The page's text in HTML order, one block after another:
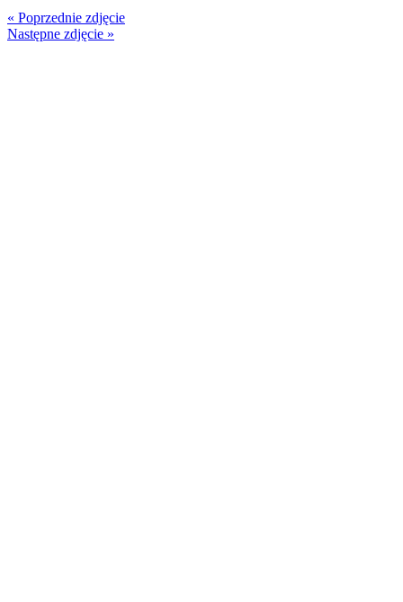
« Poprzednie zdjęcie
Następne zdjęcie »